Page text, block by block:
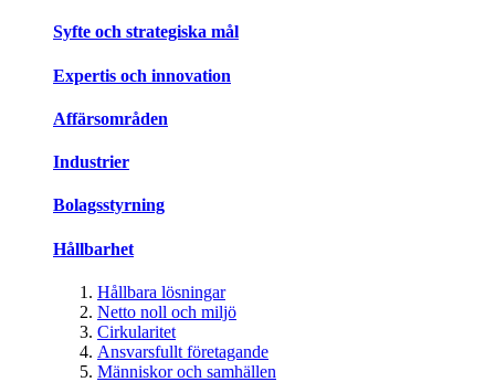
Syfte och strategiska mål
Expertis och innovation
Affärsområden
Industrier
Bolagsstyrning
Hållbarhet
Hållbara lösningar
Netto noll och miljö
Cirkularitet
Ansvarsfullt företagande
Människor och samhällen